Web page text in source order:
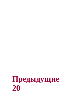
Предыдущие
20